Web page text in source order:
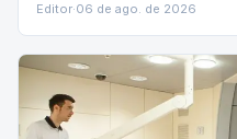
Editor·06 de ago. de 2026